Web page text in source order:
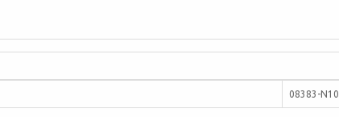
08383-N10